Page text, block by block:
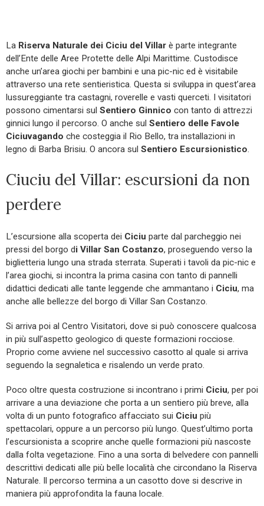
La Riserva Naturale dei Ciciu del Villar è parte integrante
dell’Ente delle Aree Protette delle Alpi Marittime. Custodisce
anche un’area giochi per bambini e una pic-nic ed è visitabile
attraverso una rete sentieristica. Questa si sviluppa in quest’area
lussureggiante tra castagni, roverelle e vasti querceti. I visitatori
possono cimentarsi sul Sentiero Ginnico con tanto di attrezzi
ginnici lungo il percorso. O anche sul Sentiero delle Favole
Ciciuvagando che costeggia il Rio Bello, tra installazioni in
legno di Barba Brisiu. O ancora sul Sentiero Escursionistico
Ciuciu del Villar: escursioni da non
perdere
L’escursione alla scoperta dei Ciciu parte dal parcheggio nei
pressi del borgo di Villar San Costanzo, proseguendo verso la
biglietteria lungo una strada sterrata. Superati i tavoli da pic-nic e
l’area giochi, si incontra la prima casina con tanto di pannelli
didattici dedicati alle tante leggende che ammantano i Ciciu, ma
anche alle bellezze del borgo di Villar San Costanzo.
Si arriva poi al Centro Visitatori, dove si può conoscere qualcosa
in più sull’aspetto geologico di queste formazioni rocciose.
Proprio come avviene nel successivo casotto al quale si arriva
seguendo la segnaletica e risalendo un verde prato.
Poco oltre questa costruzione si incontrano i primi Ciciu, per poi
arrivare a una deviazione che porta a un sentiero più breve, alla
volta di un punto fotografico affacciato sui Ciciu più
spettacolari, oppure a un percorso più lungo. Quest’ultimo porta
l’escursionista a scoprire anche quelle formazioni più nascoste
dalla folta vegetazione. Fino a una sorta di belvedere con pannelli
descrittivi dedicati alle più belle località che circondano la Riserva
Naturale. Il percorso termina a un casotto dove si descrive in
maniera più approfondita la fauna locale.